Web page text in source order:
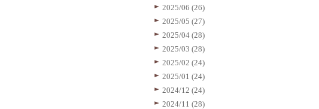
2025/06 (26)
2025/05 (27)
2025/04 (28)
2025/03 (28)
2025/02 (24)
2025/01 (24)
2024/12 (24)
2024/11 (28)